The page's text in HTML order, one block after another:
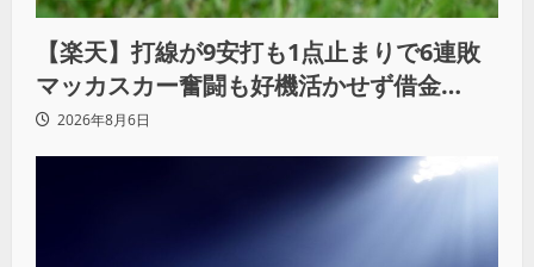
【楽天】打線が9安打も1点止まりで6連敗
マッカスカー奮闘も好機活かせず借金
「22」
2026年8月6日